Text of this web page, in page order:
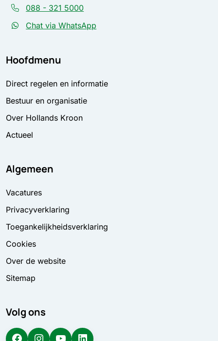
088 - 321 5000
Chat via WhatsApp
Hoofdmenu
Direct regelen en informatie
Bestuur en organisatie
Over Hollands Kroon
Actueel
Algemeen
Vacatures
Privacyverklaring
Toegankelijkheidsverklaring
Cookies
Over de website
Sitemap
Volg ons
Facebook Instagram YouTube LinkedIn